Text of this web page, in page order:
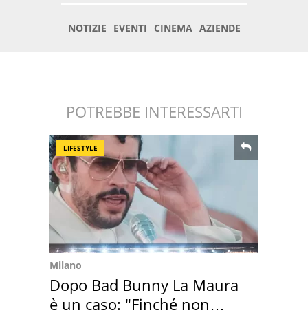
POTREBBE INTERESSARTI
LIFESTYLE
Milano
Dopo Bad Bunny La Maura
è un caso: "Finché non